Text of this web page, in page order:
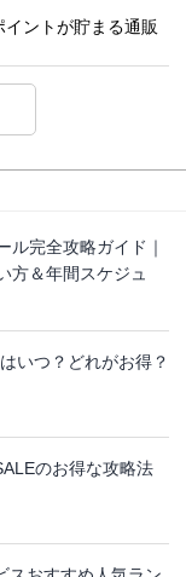
ントが貯まる通販
ル完全攻略ガイド｜
方＆年間スケジュ
いつ？どれがお得？
のお得な攻略法